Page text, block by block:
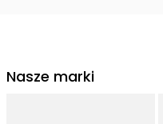
Nasze marki